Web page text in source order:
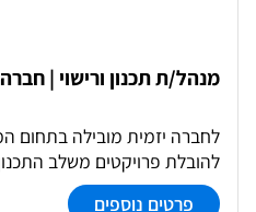
מנהל/ת תכנון ורישוי |
לחברה יזמית מובילה בתחום
להובלת פרויקטים משלב
והליווי הסטטוטורי ועד המעבר
פרטים נוספים